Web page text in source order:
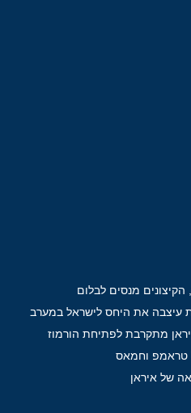
מנסים לבלום
עיצבה את היחס לישראל במערב
מתקרבת לפתיחת הורמוז
טראמפ וחמאס
של איראן